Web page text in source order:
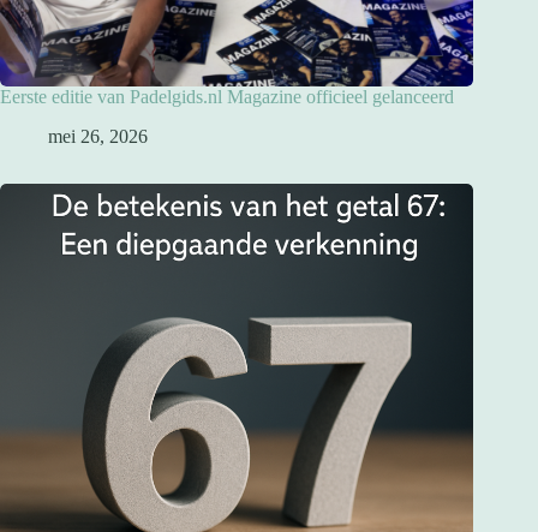
Eerste editie van Padelgids.nl Magazine officieel gelanceerd
mei 26, 2026